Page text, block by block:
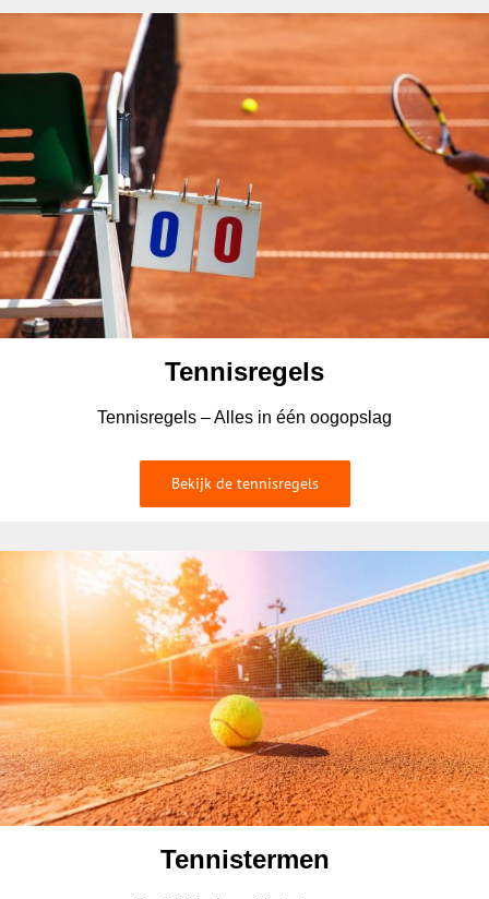
Tennisregels
Tennisregels – Alles in één oogopslag
Bekijk de tennisregels
Tennistermen